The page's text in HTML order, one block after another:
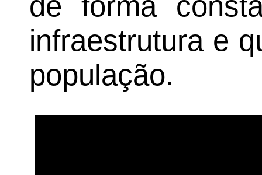
infraestrutura e
população.